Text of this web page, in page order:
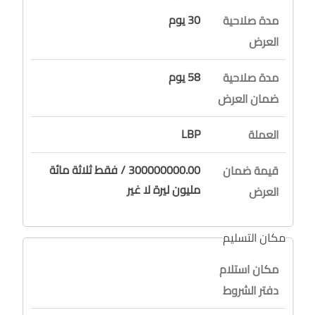
مدة صلاحية
العرض
30 يوم
مدة صلاحية
ضمان العرض
58 يوم
العملة
LBP
قيمة ضمان
العرض
300000000.00 / فقط ثلاثة مائة
مليون ليرة لا غير
مكان التسليم
مكان استلام
دفتر الشروط